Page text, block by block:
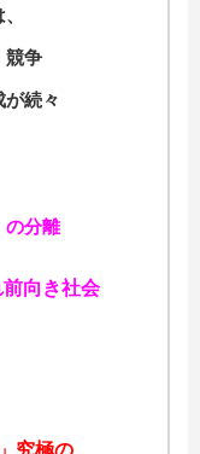
競争
続々
の分離
向き社会
究極の